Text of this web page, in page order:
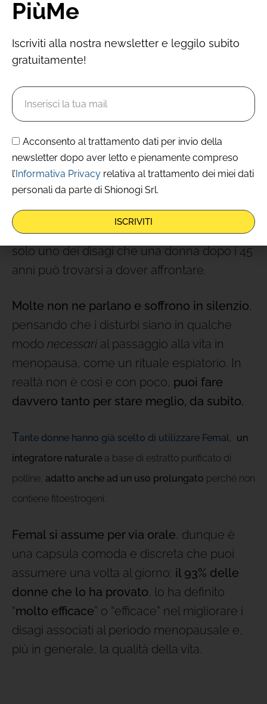
Per i disturbi della
perimenopausa puoi
fare molto
Anche se si tratta di un momento di
transizione totalmente e assolutamente
fisiologico, naturale e normale per tutte le
donne,il passaggio dalla vita fertile alla
menopausa conclamatapuò non essere
agevole per tutte.
L’acuirsi della sindrome premestrualeè
solo uno dei disagi che una donna dopo i 45
anni può trovarsi a dover affrontare.
Molte non ne parlano e soffrono in silenzio,
pensando che i disturbi siano in qualche
modo necessari al passaggio alla vita in
menopausa, come un rituale espiatorio. In
realtà non è così e con poco, puoi fare
davvero tanto per stare meglio, da subito.
Tante donne hanno già scelto di utilizzare Femal, un
integratore naturale a base di estratto purificato di
polline, adatto anche ad un uso prolungato perché non
contiene fitoestrogeni.
Femal si assume per via orale, dunque è
una capsula comoda e discreta che puoi
assumere una volta al giorno: il 93% delle
donne che lo ha provato, lo ha definito
“molto efficace” o “efficace” nel migliorare i
disagi associati al periodo menopausale e,
più in generale, la qualità della vita.
PiùMe
Iscriviti alla nostra newsletter e leggilo subito
gratuitamente!
Acconsento al trattamento dati per invio della
newsletter dopo aver letto e pienamente compreso
l’Informativa Privacy relativa al trattamento dei miei dati
personali da parte di Shionogi Srl.
ISCRIVITI